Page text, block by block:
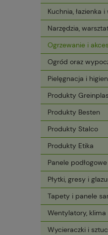
Kuchnia, łazienka
Narzędzia,
Ogrzewanie i
Ogród oraz
Pielęgnacja i
Produkty
Produkty Besten
Produkty Stalco
Produkty Etika
Panele
Płytki, gresy i
Tapety i panele
Wentylatory, klima
Wycieraczki i